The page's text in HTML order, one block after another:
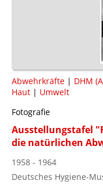
Abwehrkräfte | DHM
Haut | Umwelt
Fotografie
Ausstellungstafel
die natürlichen
1958 - 1964
Deutsches Hygiene-